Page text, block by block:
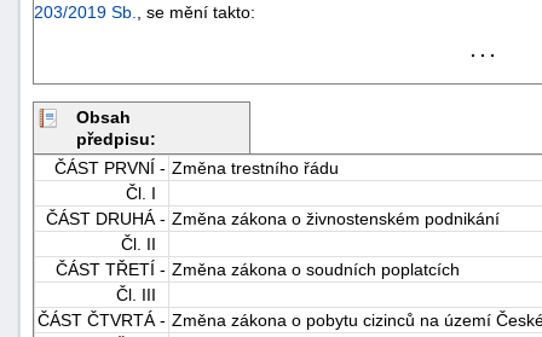
203/2019 Sb.
, se mění takto:
. . .
Obsah
předpisu:
ČÁST PRVNÍ - Změna trestního řádu
Čl. I
ČÁST DRUHÁ - Změna zákona o živnostenském podnikání
Čl. II
ČÁST TŘETÍ - Změna zákona o soudních poplatcích
Čl. III
ČÁST ČTVRTÁ - Změna zákona o pobytu cizinců na území
-
náhrady